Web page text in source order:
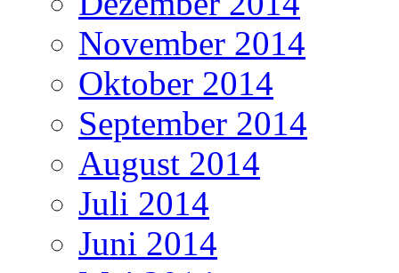
November 2014
Oktober 2014
September 2014
August 2014
Juli 2014
Juni 2014